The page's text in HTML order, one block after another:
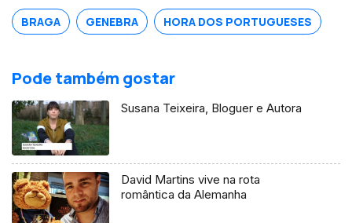
pedras personalizadas.
BRAGA GENEBRA HORA DOS PORTUGUESES
Pode também gostar
Susana Teixeira, Bloguer e Autora
David Martins vive na rota
romântica da Alemanha